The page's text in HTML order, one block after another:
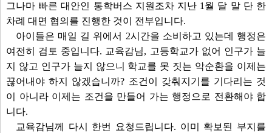
그나마 빠른 대안인 통학버스 지원조차 지난 1월 달 말 단 한
차례 대면 협의를 진행한 것이 전부입니다.
아이들은 매일 길 위에서 2시간을 소비하고 있는데 행정은
여전히 검토 중입니다. 교육감님, 고등학교가 없어 인구가 늘
지 않고 인구가 늘지 않으니 학교를 못 짓는 악순환을 이제는
끊어내야 하지 않겠습니까? 조건이 갖춰지기를 기다리는 것
이 아니라 이제는 조건을 만들어 가는 행정으로 전환해야 합
니다.
교육감님께 다시 한번 요청드립니다. 이미 확보된 부지를